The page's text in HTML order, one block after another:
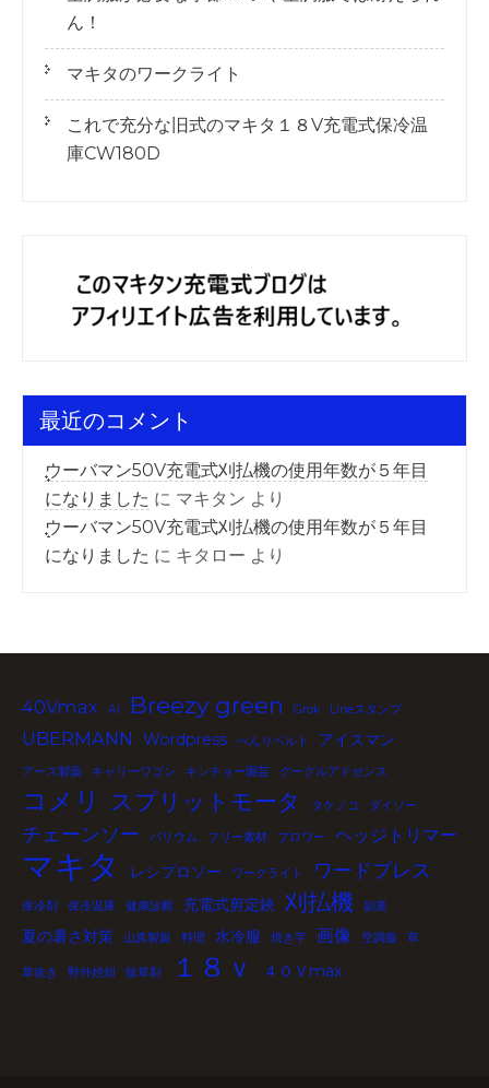
ん！
マキタのワークライト
これで充分な旧式のマキタ１８V充電式保冷温
庫CW180D
最近のコメント
ウーバマン50V充電式刈払機の使用年数が５年目
になりました に マキタン より
ウーバマン50V充電式刈払機の使用年数が５年目
になりました に キタロー より
40Vmax AI Breezy green Grok Lineスタンプ
UBERMANN Wordpress べんりベルト アイスマン
アース製薬 キャリーワゴン キンチョー園芸 グーグルアドセンス
コメリ スプリットモータ タケノコ ダイソー
チェーンソー バリウム フリー素材 ブロワー ヘッジトリマー
マキタ レシプロソー ワークライト ワードプレス
保冷剤 保冷温庫 健康診断 充電式剪定鋏 刈払機 副業
夏の暑さ対策 山真製鋸 料理 水冷服 焼き芋 画像 空調服 草
草抜き 野外焼却 除草剤 １８ｖ ４０Ｖmax